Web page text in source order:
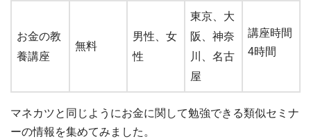
お金の教
養講座
無料
男性、女
性
東京、大
阪、神奈
川、名古
屋
講座時間
4時間
マネカツと同じようにお金に関して勉強できる類似セミナ
ーの情報を集めてみました。